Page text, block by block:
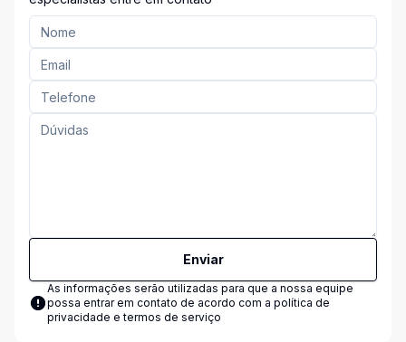
Enviar
As informações serão utilizadas para que a nossa equipe
possa entrar em contato de acordo com a política de
privacidade e termos de serviço